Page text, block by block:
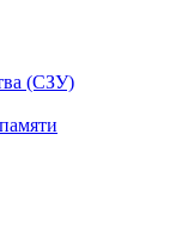
(СЗУ)